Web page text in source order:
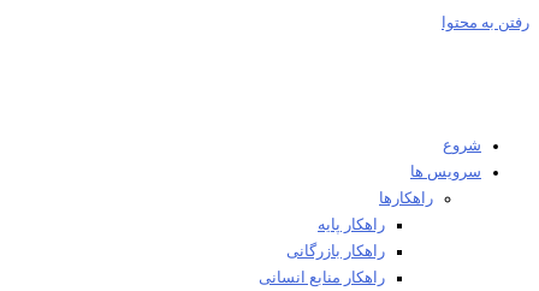
به محتوا
شروع
سرویس ها
راهکارها
راهکار پایه
راهکار بازرگانی
راهکار منابع انسانی